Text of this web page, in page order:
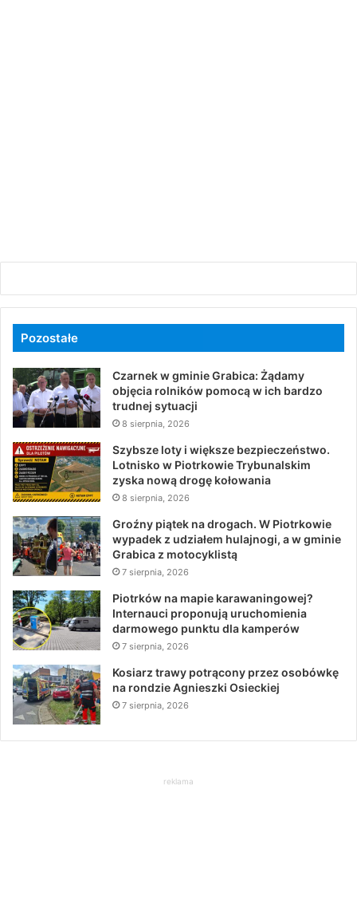
Pozostałe
Czarnek w gminie Grabica: Żądamy
objęcia rolników pomocą w ich bardzo
trudnej sytuacji
8 sierpnia, 2026
Szybsze loty i większe bezpieczeństwo.
Lotnisko w Piotrkowie Trybunalskim
zyska nową drogę kołowania
8 sierpnia, 2026
Groźny piątek na drogach. W Piotrkowie
wypadek z udziałem hulajnogi, a w gminie
Grabica z motocyklistą
7 sierpnia, 2026
Piotrków na mapie karawaningowej?
Internauci proponują uruchomienia
darmowego punktu dla kamperów
7 sierpnia, 2026
Kosiarz trawy potrącony przez osobówkę
na rondzie Agnieszki Osieckiej
7 sierpnia, 2026
reklama